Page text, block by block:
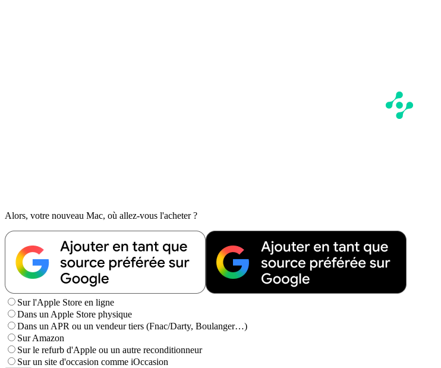
Alors, votre nouveau Mac, où allez-vous l'acheter ?
Sur l'Apple Store en ligne
Dans un Apple Store physique
Dans un APR ou un vendeur tiers (Fnac/Darty, Boulanger…)
Sur Amazon
Sur le refurb d'Apple ou un autre reconditionneur
Sur un site d'occasion comme iOccasion